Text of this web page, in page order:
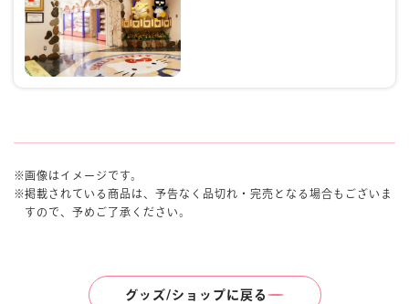
画像はイメージです。
掲載されている商品は、予告なく品切れ・完売となる場合もございま
すので、予めご了承ください。
グッズ/ショップに戻る